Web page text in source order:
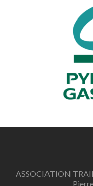
ASSOCIATION